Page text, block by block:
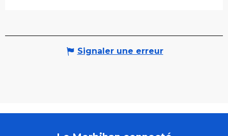
Signaler une erreur